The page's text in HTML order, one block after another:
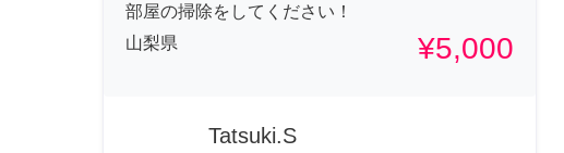
部屋の掃除をしてください！
山梨県
¥5,000
Tatsuki.S